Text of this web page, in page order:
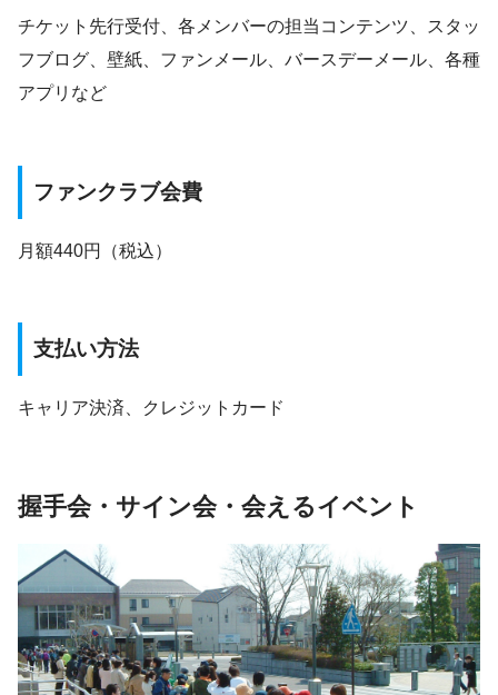
チケット先行受付、各メンバーの担当コンテンツ、スタッ
フブログ、壁紙、ファンメール、バースデーメール、各種
アプリなど
ファンクラブ会費
月額440円（税込）
支払い方法
キャリア決済、クレジットカード
握手会・サイン会・会えるイベント